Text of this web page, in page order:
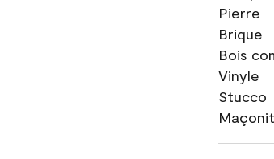
Pierre
Brique
Bois
Vinyle
Stucco